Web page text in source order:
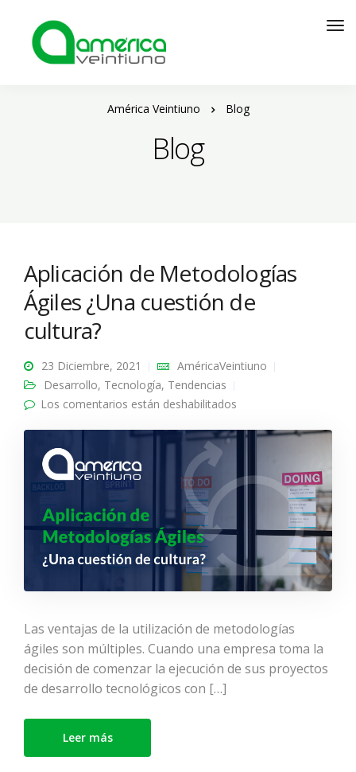
América Veintiuno Blog
Blog
Aplicación de Metodologías
Ágiles ¿Una cuestión de
cultura?
23 Diciembre, 2021
AméricaVeintiuno
Desarrollo, Tecnología, Tendencias
Los comentarios están deshabilitados
¿Una cuestión de
cultura?
Las ventajas de la utilización de metodologías
ágiles son múltiples. Cuando una empresa toma la
decisión de comenzar la ejecución de sus proyectos
de desarrollo tecnológicos con […]
Leer más